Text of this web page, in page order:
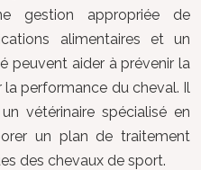
gestion appropriée de
alimentaires et un
peuvent aider à prévenir la
performance du cheval. Il
vétérinaire spécialisé en
un plan de traitement
des chevaux de sport.